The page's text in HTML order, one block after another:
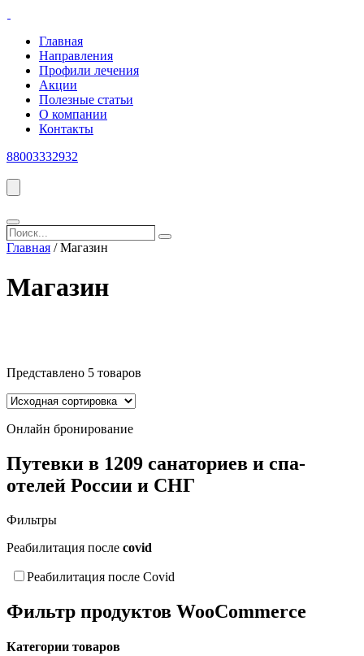
Главная
Направления
Профили лечения
Акции
Полезные статьи
О компании
Контакты
88003332932
Поиск...
Search
Главная / Магазин
Магазин
Страна
Регион
Месторасположение
Инфраструктура
Профиль лечения
Система питания
Отдых с детьми
Бассейны
Путешествую с CASHBACK
Представлено 5 товаров
Онлайн бронирование
Путевки в 1209 санаториев и спа-
отелей России и СНГ
Фильтры
Реабилитация после covid
Реабилитация после Covid
Фильтр продуктов WooCommerce
Категории товаров